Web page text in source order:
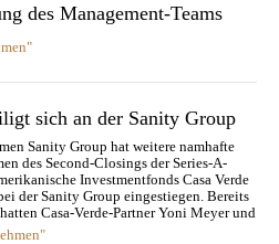
des Management-Teams
sich an der Sanity Group
Sanity Group hat weitere namhafte
des Second-Closings der Series-A-
Investmentfonds Casa Verde
der Sanity Group eingestiegen. Bereits
Casa-Verde-Partner Yoni Meyer und
über ein eigens…